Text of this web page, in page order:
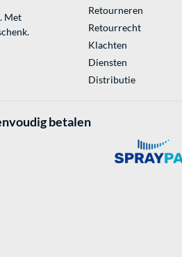
Met
Retourneren
Retourrecht
Klachten
Diensten
Distributie
betalen